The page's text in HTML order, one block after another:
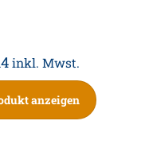
inkl. Mwst.
anzeigen